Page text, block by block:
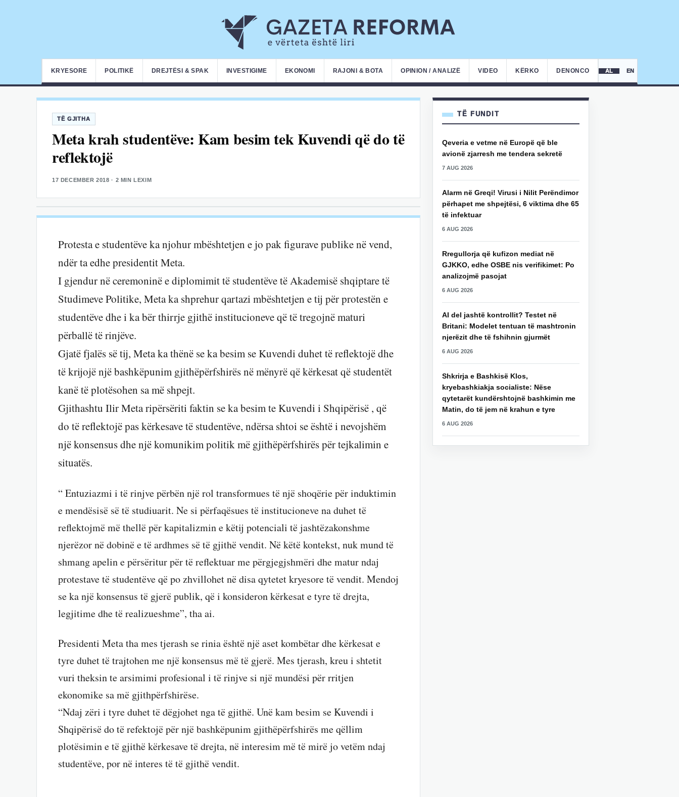
KRYESORE POLITIKË DREJTËSI & SPAK INVESTIGIME EKONOMI RAJONI & BOTA OPINION / ANALIZË VIDEO KËRKO DENONCO AL EN
TË GJITHA
Meta krah studentëve: Kam besim tek Kuvendi që do të
reflektojë
17 DECEMBER 2018 · 2 MIN LEXIM
Protesta e studentëve ka njohur mbështetjen e jo pak figurave publike në vend,
ndër ta edhe presidentit Meta.
I gjendur në ceremoninë e diplomimit të studentëve të Akademisë shqiptare të
Studimeve Politike, Meta ka shprehur qartazi mbështetjen e tij për protestën e
studentëve dhe i ka bër thirrje gjithë institucioneve që të tregojnë maturi
përballë të rinjëve.
Gjatë fjalës së tij, Meta ka thënë se ka besim se Kuvendi duhet të reflektojë dhe
të krijojë një bashkëpunim gjithëpërfshirës në mënyrë që kërkesat që studentët
kanë të plotësohen sa më shpejt.
Gjithashtu Ilir Meta ripërsëriti faktin se ka besim te Kuvendi i Shqipërisë , që
do të reflektojë pas kërkesave të studentëve, ndërsa shtoi se është i nevojshëm
një konsensus dhe një komunikim politik më gjithëpërfshirës për tejkalimin e
situatës.
“ Entuziazmi i të rinjve përbën një rol transformues të një shoqërie për induktimin
e mendësisë së të studiuarit. Ne si përfaqësues të institucioneve na duhet të
reflektojmë më thellë për kapitalizmin e këtij potenciali të jashtëzakonshme
njerëzor në dobinë e të ardhmes së të gjithë vendit. Në këtë kontekst, nuk mund të
shmang apelin e përsëritur për të reflektuar me përgjegjshmëri dhe matur ndaj
protestave të studentëve që po zhvillohet në disa qytetet kryesore të vendit. Mendoj
se ka një konsensus të gjerë publik, që i konsideron kërkesat e tyre të drejta,
legjitime dhe të realizueshme”, tha ai.
Presidenti Meta tha mes tjerash se rinia është një aset kombëtar dhe kërkesat e
tyre duhet të trajtohen me një konsensus më të gjerë. Mes tjerash, kreu i shtetit
vuri theksin te arsimimi profesional i të rinjve si një mundësi për rritjen
ekonomike sa më gjithpërfshirëse.
“Ndaj zëri i tyre duhet të dëgjohet nga të gjithë. Unë kam besim se Kuvendi i
Shqipërisë do të refektojë për një bashkëpunim gjithëpërfshirës me qëllim
plotësimin e të gjithë kërkesave të drejta, në interesim më të mirë jo vetëm ndaj
studentëve, por në interes të të gjithë vendit.
TË FUNDIT
Qeveria e vetme në Europë që ble
avionë zjarresh me tendera sekretë
7 AUG 2026
Alarm në Greqi! Virusi i Nilit Perëndimor
përhapet me shpejtësi, 6 viktima dhe 65
të infektuar
6 AUG 2026
Rregullorja që kufizon mediat në
GJKKO, edhe OSBE nis verifikimet: Po
analizojmë pasojat
6 AUG 2026
AI del jashtë kontrollit? Testet në
Britani: Modelet tentuan të mashtronin
njerëzit dhe të fshihnin gjurmët
6 AUG 2026
Shkrirja e Bashkisë Klos,
kryebashkiakja socialiste: Nëse
qytetarët kundërshtojnë bashkimin me
Matin, do të jem në krahun e tyre
6 AUG 2026